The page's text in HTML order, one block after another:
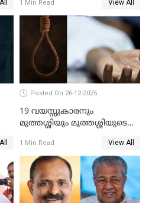
1 Min Read View All
Posted On 26-12-2025
19 വയസ്സുകാരനും
മുത്തശ്ശിയും മുത്തശ്ശിയുടെ
മരിച്ചനിലയിൽ
1 Min Read View All